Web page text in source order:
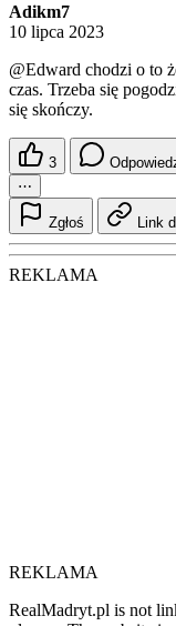
Adikm7
10 lipca 2023
@Edward chodzi o to
czas. Trzeba się
się skończy.
3
⋯
Zgłoś Link
REKLAMA
REKLAMA
RealMadryt.pl is not